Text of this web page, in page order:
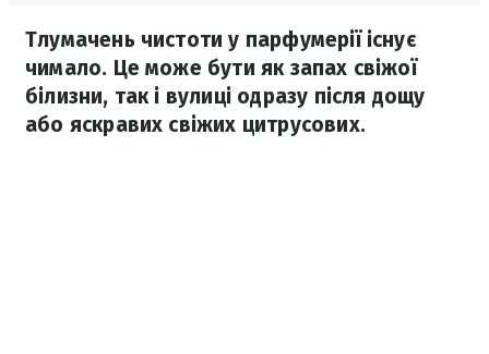
Тлумачень чистоти у парфумерії існує
чимало. Це може бути як запах свіжої
білизни, так і вулиці одразу після дощу
або яскравих свіжих цитрусових.